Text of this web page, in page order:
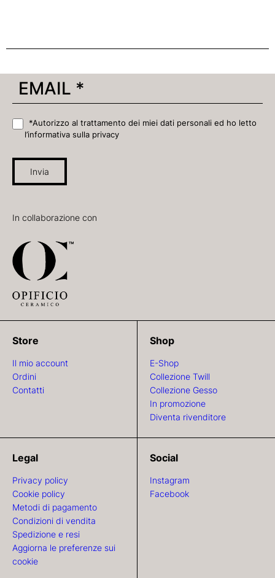
*Autorizzo al trattamento dei miei dati personali ed ho letto
l’informativa sulla privacy
Invia
In collaborazione con
Store
Il mio account
Ordini
Contatti
Shop
E-Shop
Collezione Twill
Collezione Gesso
In promozione
Diventa rivenditore
Legal
Privacy policy
Cookie policy
Metodi di pagamento
Condizioni di vendita
Spedizione e resi
Aggiorna le preferenze sui
cookie
Social
Instagram
Facebook